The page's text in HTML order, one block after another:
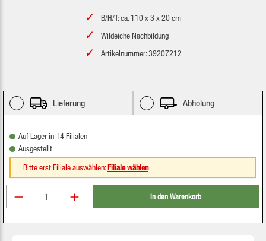
B/H/T: ca. 110 x 3 x 20 cm
Wildeiche Nachbildung
Artikelnummer: 39207212
Lieferung Abholung
Auf Lager in 14 Filialen
Ausgestellt
Bitte erst Filiale auswählen:Filiale wählen
Produkt Anzahl: Gib den gewünschten Wert ein
In den Warenkorb